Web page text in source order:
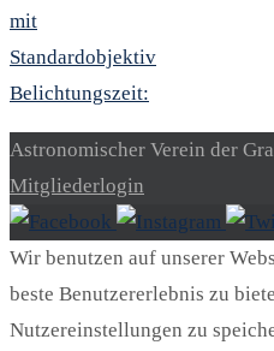
mit
Standardobjektiv
Belichtungszeit:
Astronomischer Verein der
Mitgliederlogin
Wir benutzen auf unserer
beste Benutzererlebnis zu
Nutzereinstellungen zu